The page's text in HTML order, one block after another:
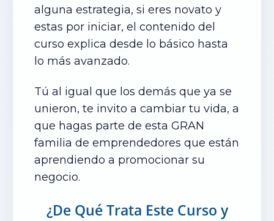
alguna estrategia, si eres novato y
estas por iniciar, el contenido del
curso explica desde lo básico hasta
lo más avanzado.
Tú al igual que los demás que ya se
unieron, te invito a cambiar tu vida, a
que hagas parte de esta GRAN
familia de emprendedores que están
aprendiendo a promocionar su
negocio.
¿De Qué Trata Este Curso y